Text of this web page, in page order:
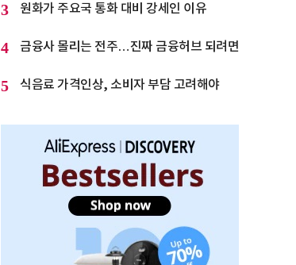
3 원화가 주요국 통화 대비 강세인 이유
4 금융사 몰리는 전주…진짜 금융허브 되려면
5 식음료 가격인상, 소비자 부담 고려해야